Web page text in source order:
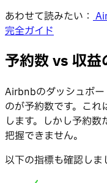
あわせて読みたい：
完全ガイド
予約数 vs 収益
Airbnbのダッシュボ
のが予約数です。こ
します。しかし予約
把握できません。
以下の指標も確認しま